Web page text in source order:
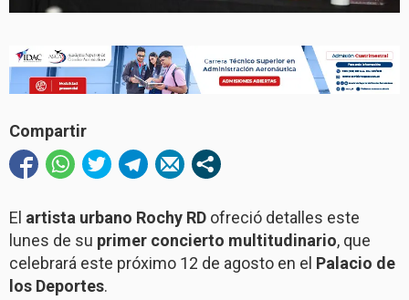
Compartir
El artista urbano Rochy RD ofreció detalles este
lunes de su primer concierto multitudinario, que
celebrará este próximo 12 de agosto en el Palacio de
los Deportes.